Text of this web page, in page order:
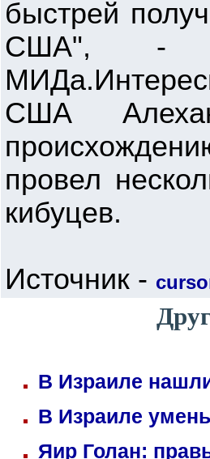
быстрей
США", -
США
провел
кибуцев.
Источник -
В Израиле
В Израиле
Яир Голан: